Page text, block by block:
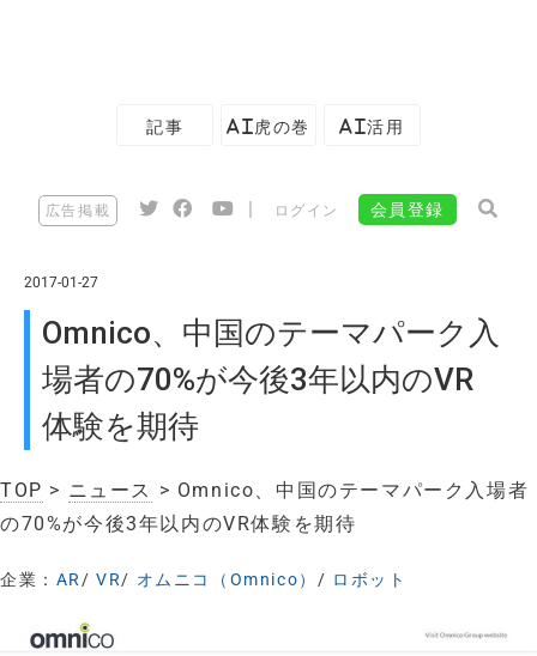
記事 AI虎の巻 AI活用
広告掲載 ログイン 会員登録
2017-01-27
Omnico、中国のテーマパーク入
場者の70%が今後3年以内のVR
体験を期待
TOP > ニュース > Omnico、中国のテーマパーク入場者
の70%が今後3年以内のVR体験を期待
企業： AR/VR/ オムニコ（Omnico） / ロボット